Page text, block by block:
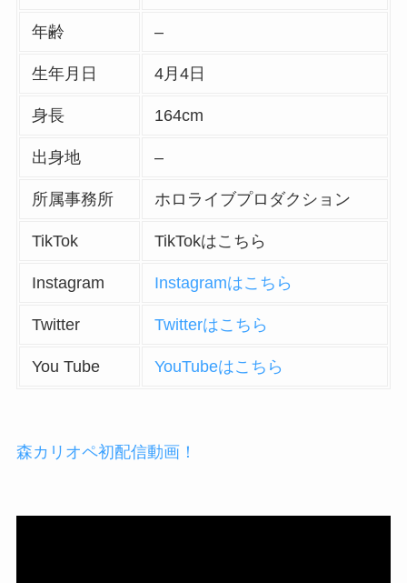
年齢 –
生年月日 4月4日
身長 164cm
出身地 –
所属事務所 ホロライブプロダクション
TikTok TikTokはこちら
Instagram Instagramはこちら
Twitter Twitterはこちら
You Tube YouTubeはこちら
森カリオペ初配信動画！